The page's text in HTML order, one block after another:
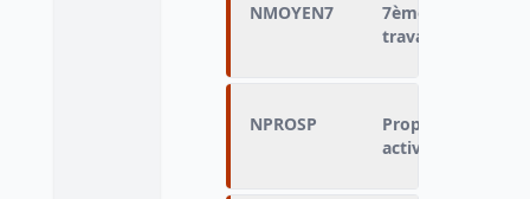
NMOYEN7
7ème moyen
travail
NPROSP
Proposition de
activité ou la fin